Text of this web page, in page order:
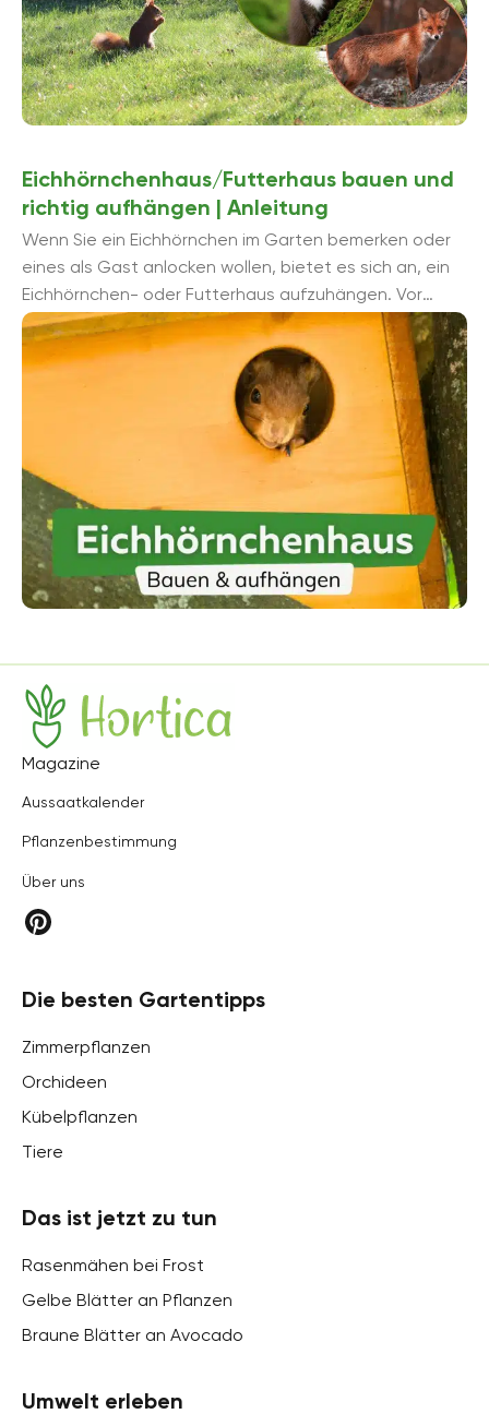
Eichhörnchenhaus/Futterhaus bauen und
richtig aufhängen | Anleitung
Wenn Sie ein Eichhörnchen im Garten bemerken oder
eines als Gast anlocken wollen, bietet es sich an, ein
Eichhörnchen- oder Futterhaus aufzuhängen. Vor
allem über den Winter ...
Hortica
Magazine
Aussaatkalender
Pflanzenbestimmung
Über uns
Die besten Gartentipps
Zimmerpflanzen
Orchideen
Kübelpflanzen
Tiere
Das ist jetzt zu tun
Rasenmähen bei Frost
Gelbe Blätter an Pflanzen
Braune Blätter an Avocado
Umwelt erleben